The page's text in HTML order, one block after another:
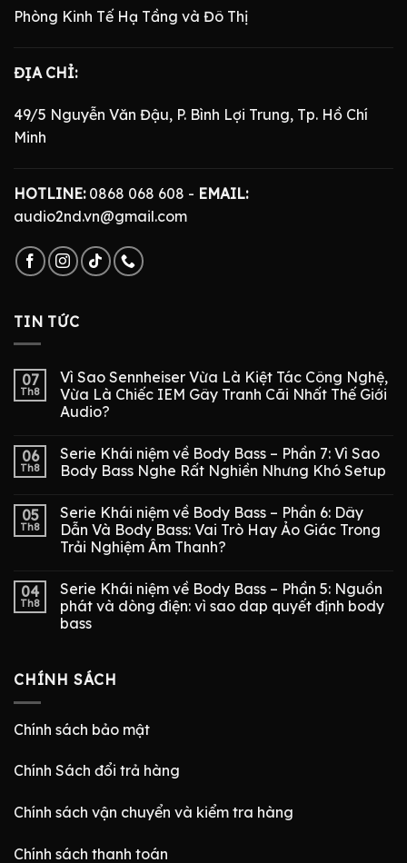
Phòng Kinh Tế Hạ Tầng và Đô Thị
ĐỊA CHỈ:
49/5 Nguyễn Văn Đậu, P. Bình Lợi Trung, Tp. Hồ Chí
Minh
HOTLINE:0868 068 608 - EMAIL:
audio2nd.vn@gmail.com
TIN TỨC
07
Th8
Vì Sao Sennheiser Vừa Là Kiệt Tác Công Nghệ,
Vừa Là Chiếc IEM Gây Tranh Cãi Nhất Thế Giới
Audio?
06
Th8
Serie Khái niệm về Body Bass – Phần 7: Vì Sao
Body Bass Nghe Rất Nghiền Nhưng Khó Setup
05
Th8
Serie Khái niệm về Body Bass – Phần 6: Dây
Dẫn Và Body Bass: Vai Trò Hay Ảo Giác Trong
Trải Nghiệm Âm Thanh?
04
Th8
Serie Khái niệm về Body Bass – Phần 5: Nguồn
phát và dòng điện: vì sao dap quyết định body
bass
CHÍNH SÁCH
Chính sách bảo mật
Chính Sách đổi trả hàng
Chính sách vận chuyển và kiểm tra hàng
Chính sách thanh toán